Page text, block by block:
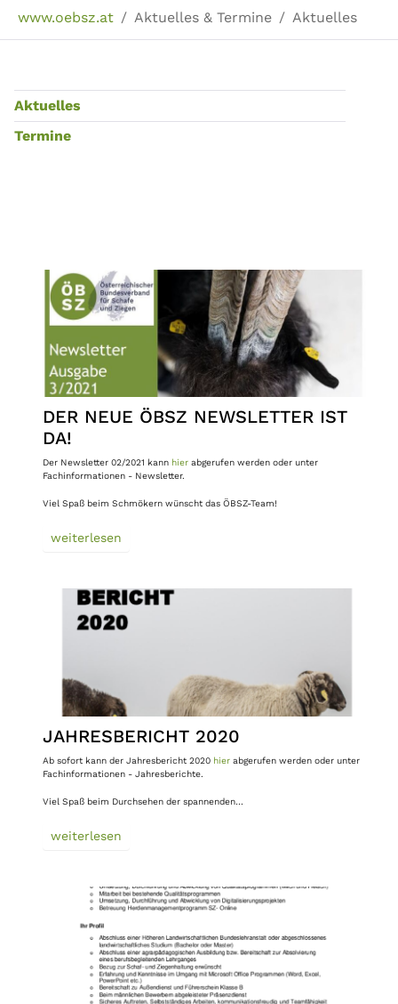
www.oebsz.at Aktuelles & Termine Aktuelles
Aktuelles
Termine
DER NEUE ÖBSZ NEWSLETTER IST
DA!
Der Newsletter 02/2021 kann hierabgerufen werden oder unter
Fachinformationen - Newsletter.
Viel Spaß beim Schmökern wünscht das ÖBSZ-Team!
weiterlesen
JAHRESBERICHT 2020
Ab sofort kann der Jahresbericht 2020 hier abgerufen werden oder unter
Fachinformationen - Jahresberichte.
Viel Spaß beim Durchsehen der spannenden…
weiterlesen